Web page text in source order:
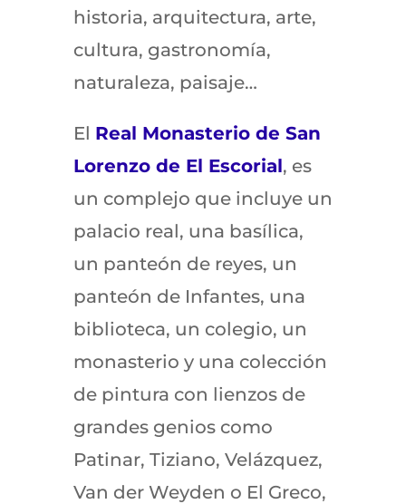
historia, arquitectura, arte,
cultura, gastronomía,
naturaleza, paisaje…
El Real Monasterio de San
Lorenzo de El Escorial, es
un complejo que incluye un
palacio real, una basílica,
un panteón de reyes, un
panteón de Infantes, una
biblioteca, un colegio, un
monasterio y una colección
de pintura con lienzos de
grandes genios como
Patinar, Tiziano, Velázquez,
Van der Weyden o El Greco,